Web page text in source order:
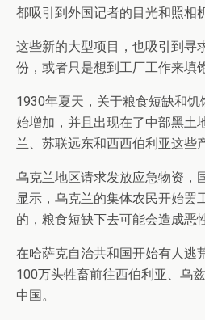
都吸引到外国记者的目光和照相
这些新的大型项目，也吸引到寻
份，或者只是想到工厂工作来填
1930年夏天，关于粮食短缺和
始增加，并且出现在了中部黑土
兰、苏联远东和西西伯利亚这些
乌克兰地区请求发放应急物资，
显示，乌克兰的集体农民开始罢
的，粮食短缺下去可能会造成恶
在哈萨克自治共和国开始有人逃
100万头牲畜前往西伯利亚、乌
中国。